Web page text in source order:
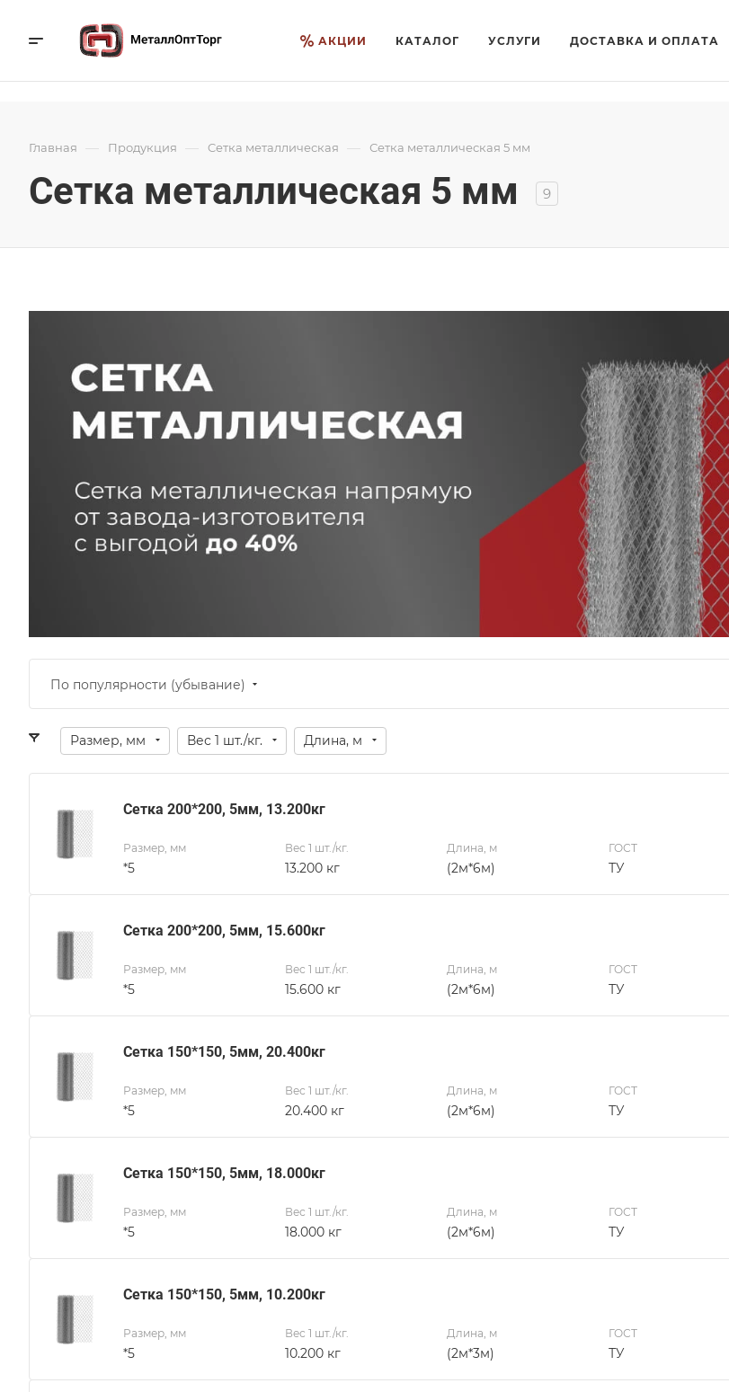
АКЦИИ КАТАЛОГ УСЛУГИ ДОСТАВКА И ОПЛАТА
Главная — Продукция — Cетка металлическая — Сетка металлическая 5 мм
Сетка металлическая 5 мм 9
По популярности (убывание)
Размер, мм Вес 1 шт./кг. Длина, м
Сетка 200*200, 5мм, 13.200кг
Размер, мм
*5
Вес 1 шт./кг.
13.200 кг
Длина, м
(2м*6м)
ГОСТ
ТУ
Сетка 200*200, 5мм, 15.600кг
Размер, мм
*5
Вес 1 шт./кг.
15.600 кг
Длина, м
(2м*6м)
ГОСТ
ТУ
Сетка 150*150, 5мм, 20.400кг
Размер, мм
*5
Вес 1 шт./кг.
20.400 кг
Длина, м
(2м*6м)
ГОСТ
ТУ
Сетка 150*150, 5мм, 18.000кг
Размер, мм
*5
Вес 1 шт./кг.
18.000 кг
Длина, м
(2м*6м)
ГОСТ
ТУ
Сетка 150*150, 5мм, 10.200кг
Размер, мм
*5
Вес 1 шт./кг.
10.200 кг
Длина, м
(2м*3м)
ГОСТ
ТУ